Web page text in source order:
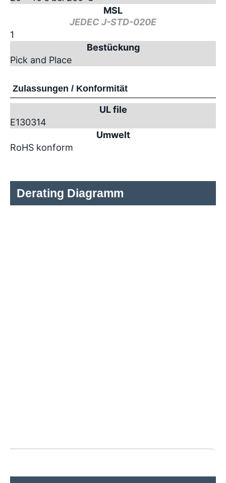
MSL
JEDEC J-STD-020E
1
Bestückung
Pick and Place
Zulassungen / Konformität
UL file
E130314
Umwelt
RoHS konform
Derating Diagramm